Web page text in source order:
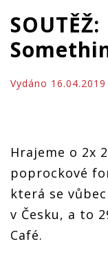
Vydáno 16.04.2019
Hrajeme o 2x
poprockové
která se
v Česku, a to
Café.